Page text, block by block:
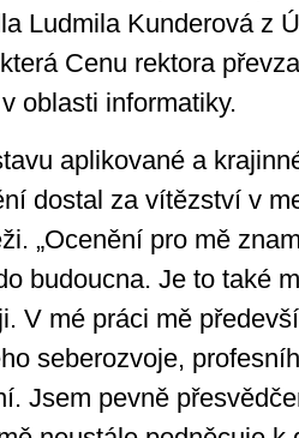
Ludmila Kunderová z
Cenu rektora
oblasti informatiky.
aplikované a
dostal za vítězství v
„Ocenění pro mě
budoucna. Je to také
V mé práci mě
seberozvoje,
Jsem pevně